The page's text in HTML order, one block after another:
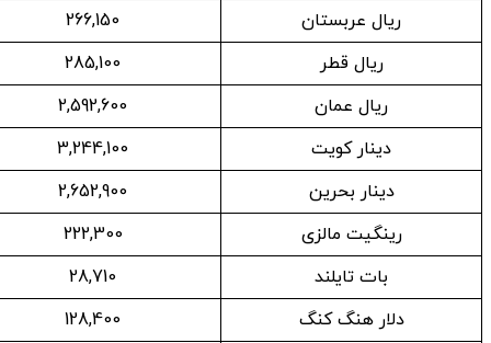
ریال عربستان
266,150
ریال قطر
285,100
ریال عمان
2,592,600
دینار کویت
3,244,100
دینار بحرین
2,652,900
رینگیت مالزی
222,300
بات تایلند
28,710
دلار هنگ کنگ
128,400